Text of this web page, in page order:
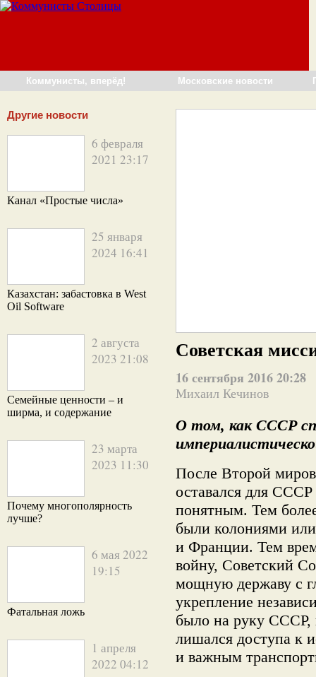
Коммунисты, вперёд! Московские новости
Другие новости
6 февраля
2021 23:17
Канал «Простые числа»
25 января
2024 16:41
Казахстан: забастовка в West
Oil Software
2 августа
2023 21:08
Семейные ценности – и
ширма, и содержание
23 марта
2023 11:30
Почему многополярность
лучше?
6 мая 2022
19:15
Фатальная ложь
1 апреля
2022 04:12
Советская
16 сентября 2016 20:28
Михаил Кечинов
О том, как СССР
После Второй
оставался для СССР
понятным. Тем
были колониями
и Франции. Тем
войну, Советский
мощную державу с
укрепление
было на руку СССР,
лишался доступа к
и важным